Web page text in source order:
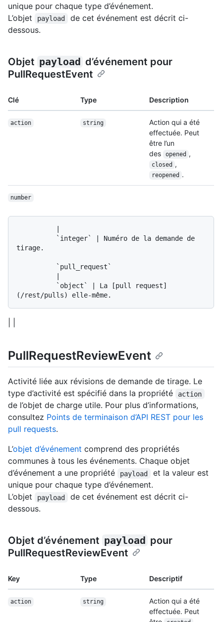
unique pour chaque type d’événement.
L’objet
payload
de cet événement est décrit ci-
dessous.
Objet payload d’événement pour
PullRequestEvent
Clé Type Description
action string
Action qui a été
effectuée. Peut
être l’un
des
opened ,
closed ,
reopened .
number
tirage.
PullRequestReviewEvent
Activité liée aux révisions de demande de tirage. Le
type d’activité est spécifié dans la propriété
action
de l’objet de charge utile. Pour plus d’informations,
consultez Points de terminaison d’API REST pour les
pull requests.
L’objet d’événement comprend des propriétés
communes à tous les événements. Chaque objet
d’événement a une propriété
payload
et la valeur est
unique pour chaque type d’événement.
L’objet
payload
de cet événement est décrit ci-
dessous.
Objet d’événement payload pour
PullRequestReviewEvent
Key Type Descriptif
action string
Action qui a été
effectuée. Peut